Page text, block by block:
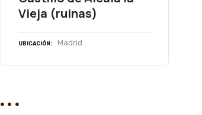
Vieja (ruinas)
UBICACIÓN Madrid